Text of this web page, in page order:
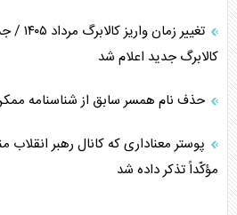
تغییر
کالابرگ جدید اعلام شد
حذف نام همسر سابق از شناسنامه
پوستر معناداری که کانال رهبر
مؤکّداً تذکر داده شد